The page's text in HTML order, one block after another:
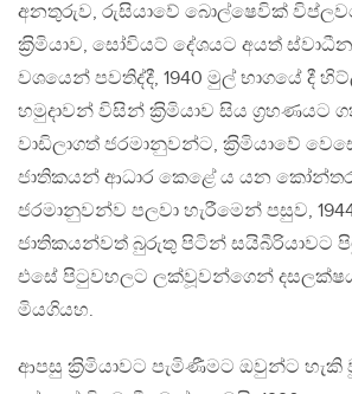
අනතුරුව, රුසියාවේ බොල්ෂෙවික්
ක‍්‍රිමියාව, සෝවියට් දේශයට අයත් ස්වාධීන
වශයෙන් පවතිද්දී, 1940 මුල් භාගයේ දී
හමුදාවන් විසින් ක‍්‍රිමියාව සිය ග‍්‍රහණයට
වාඩිලාගත් ජරමානුවන්ට, ක‍්‍රිමියාවේ
ජාතිකයන් ආධාර කෙළේ ය යන
ජරමානුවන්ව පලවා හැරීමෙන් පසුව, 1944
ජාතිකයන්වත් බුරුතු පිටින් සයිබීරියාවට
එසේ පිටුවහලට ලක්වූවන්ගෙන්
මියගියහ.
ආපසු ක‍්‍රිමියාවට පැමිණීමට ඔවුන්ට